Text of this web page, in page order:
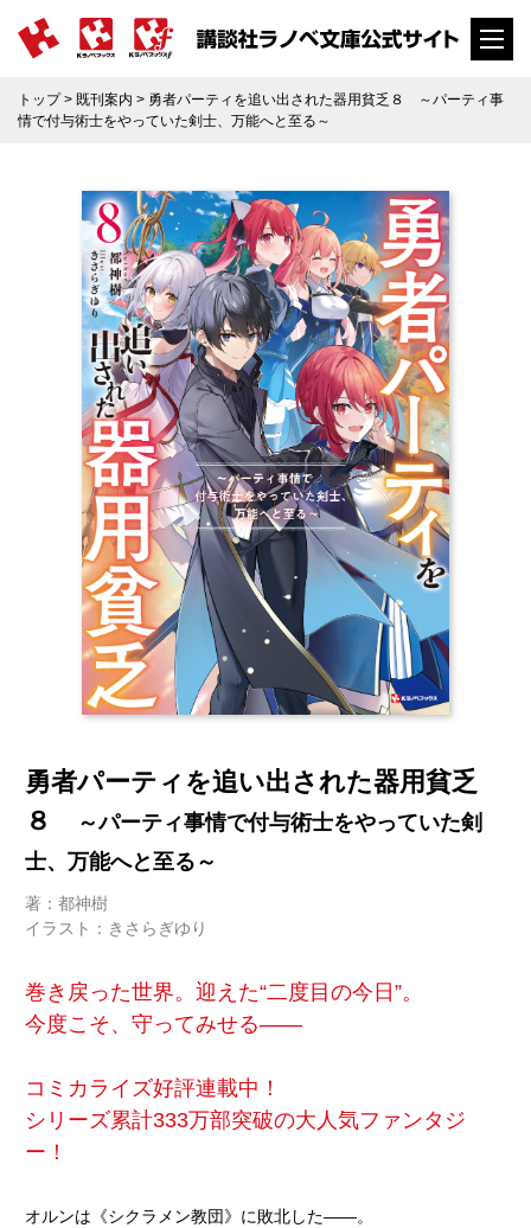
トップ> 既刊案内 > 勇者パーティを追い出された器用貧乏８ ～パーティ事
情で付与術士をやっていた剣士、万能へと至る～
勇者パーティを追い出された器用貧乏
８
～パーティ事情で付与術士をやっていた剣
士、万能へと至る～
著：都神樹
イラスト：きさらぎゆり
巻き戻った世界。迎えた“二度目の今日”。
今度こそ、守ってみせる――
コミカライズ好評連載中！
シリーズ累計333万部突破の大人気ファンタジ
ー！
オルンは《シクラメン教団》に敗北した――。